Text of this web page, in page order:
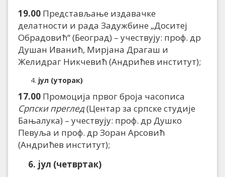
19.00 Представљање издавачке
делатности и рада Задужбине „Доситеј
Обрадовић“ (Београд) – учествују: проф. др
Душан Иванић, Мирјана Драгаш и
Желидраг Никчевић (Андрићев институт);
јул (уторак)
17.00 Промоција првог броја часописа
Српски преглед(Центар за српске студије
Бањалука) – учествују: проф. др Душко
Певуља и проф. др Зоран Арсовић
(Андрићев институт);
6. јул (четвртак)